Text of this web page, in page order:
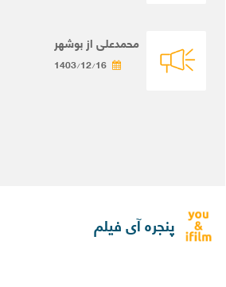
محمدعلی از بوشهر
1403/12/16
پنجره آی فیلم